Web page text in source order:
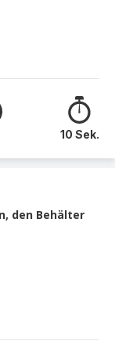
10 Sek.
den Behälter